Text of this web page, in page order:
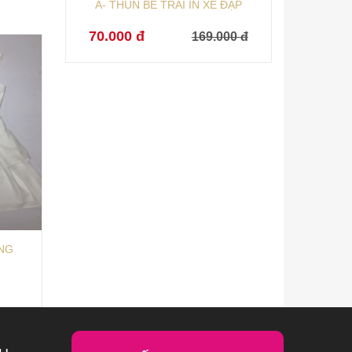
Á- THUN BÉ TRAI IN XE ĐẠP
70.000 đ 169.000 đ